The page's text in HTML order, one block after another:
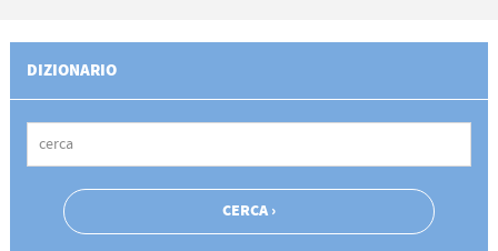
DIZIONARIO